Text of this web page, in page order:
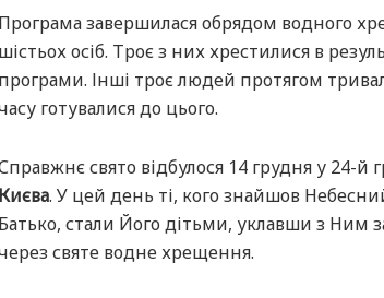
Програма завершилася обрядом водного
шістьох осіб. Троє з них хрестилися в
програми. Інші троє людей протягом
готувалися до цього.
свято відбулося 14 грудня у 24-й
Києва. У цей день ті, кого знайшов
Батько, стали Його дітьми, уклавши з Ним
святе водне хрещення.